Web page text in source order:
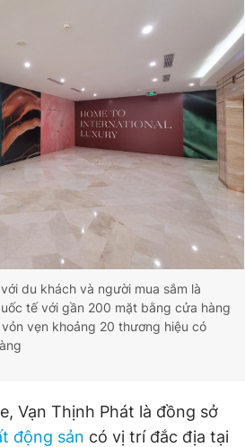
du khách và người mua sắm là
tế với gần 200 mặt bằng cửa hàng
vẹn khoảng 20 thương hiệu có
Vạn Thịnh Phát là đồng sở
động sản có vị trí đắc địa tại